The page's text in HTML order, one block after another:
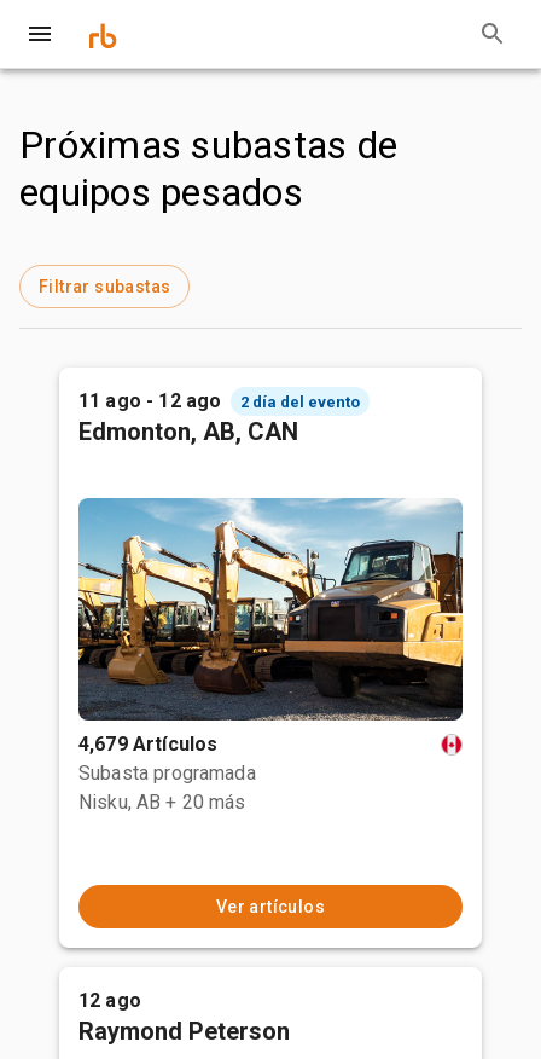
Próximas subastas de
equipos pesados
Filtrar subastas
11 ago - 12 ago 2 día del evento
Edmonton, AB, CAN
4,679 Artículos
Subasta programada
Nisku, AB + 20 más
Ver artículos
12 ago
Raymond Peterson